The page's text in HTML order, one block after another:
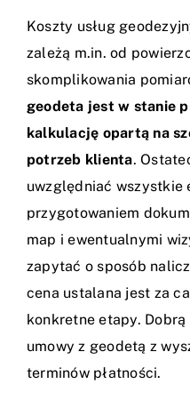
Koszty usług
zależą m.in. od
skomplikowania
geodeta jest w stanie
kalkulację opartą na
potrzeb klienta.
uwzględniać wszystkie
przygotowaniem
map i ewentualnymi
zapytać o sposób
cena ustalana jest za
konkretne etapy.
umowy z geodetą z
terminów płatności.